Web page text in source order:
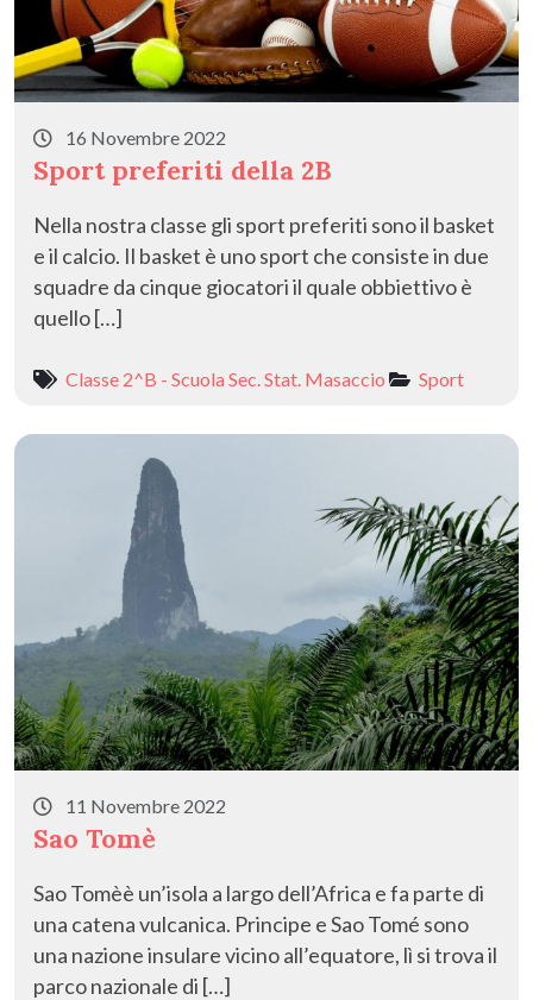
16 Novembre 2022
Sport preferiti della 2B
Nella nostra classe gli sport preferiti sono il basket
e il calcio. Il basket è uno sport che consiste in due
squadre da cinque giocatori il quale obbiettivo è
quello […]
Classe 2^B - Scuola Sec. Stat. Masaccio Sport
11 Novembre 2022
Sao Tomè
Sao Tomèè un’isola a largo dell’Africa e fa parte di
una catena vulcanica. Principe e Sao Tomé sono
una nazione insulare vicino all’equatore, lì si trova il
parco nazionale di […]